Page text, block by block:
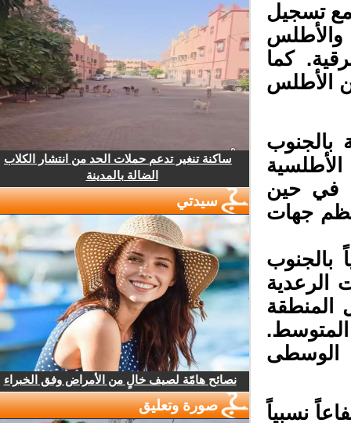
تسجيل
كما
الأطلس
في حين
جهات
الوسطى
نسبياً
ساكنة تنغير تدعم حملات الحد من انتشار الكلاب
الضالة بالمدينة
سيدتي
نصائح هامّة لصيف خالٍ من الأمراض وفق الخبراء
صورة وتعليق